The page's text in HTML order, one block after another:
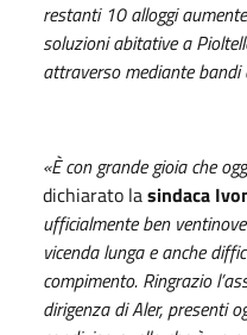
restanti 10 alloggi
soluzioni abitative a
attraverso mediante
«Ècon grande gioia che
dichiarato lasindaca
ufficialmente ben
vicenda lunga e anche
compimento. Ringrazio
dirigenza di Aler, presenti